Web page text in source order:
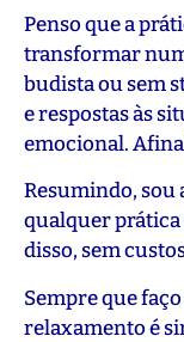
Penso que a
transformar
budista ou sem
e respostas às
emocional.
Resumindo, sou
qualquer prática
disso, sem
Sempre que
relaxamento é